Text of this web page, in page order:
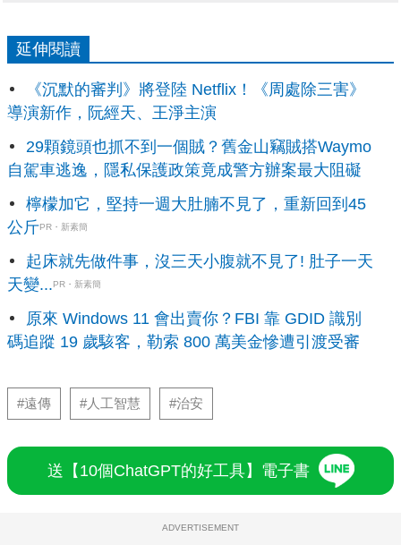
延伸閱讀
《沉默的審判》將登陸 Netflix！《周處除三害》
導演新作，阮經天、王淨主演
29顆鏡頭也抓不到一個賊？舊金山竊賊搭Waymo
自駕車逃逸，隱私保護政策竟成警方辦案最大阻礙
檸檬加它，堅持一週大肚腩不見了，重新回到45
公斤PR・新素簡
起床就先做件事，沒三天小腹就不見了! 肚子一天
天變...PR・新素簡
原來 Windows 11 會出賣你？FBI 靠 GDID 識別
碼追蹤 19 歲駭客，勒索 800 萬美金慘遭引渡受審
#遠傳 #人工智慧 #治安
送【10個ChatGPT的好工具】電子書
ADVERTISEMENT